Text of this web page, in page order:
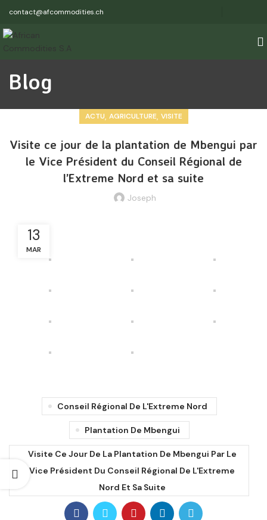
contact@afcommodities.ch
Blog
ACTU, AGRICULTURE, VISITE
Visite ce jour de la plantation de Mbengui par
le Vice Président du Conseil Régional de
l’Extreme Nord et sa suite
Joseph
13
MAR
Conseil Régional De L'Extreme Nord
Plantation De Mbengui
Visite Ce Jour De La Plantation De Mbengui Par Le
Vice Président Du Conseil Régional De L'Extreme
Nord Et Sa Suite